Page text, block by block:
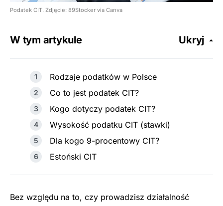
Podatek CIT. Zdjęcie: 89Stocker via Canva
W tym artykule Ukryj
Rodzaje podatków w Polsce
Co to jest podatek CIT?
Kogo dotyczy podatek CIT?
Wysokość podatku CIT (stawki)
Dla kogo 9-procentowy CIT?
Estoński CIT
Bez względu na to, czy prowadzisz działalność